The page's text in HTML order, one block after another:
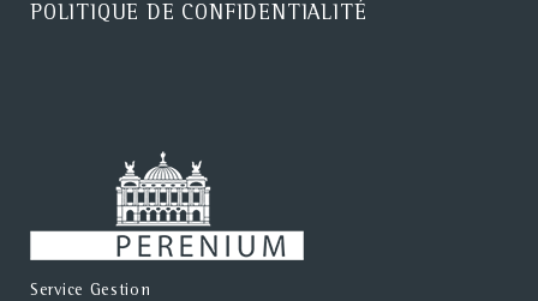
POLITIQUE DE CONFIDENTIALITÉ
Service Gestion